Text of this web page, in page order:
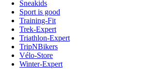
Sneakids
Sport is good
Training-Fit
Trek-Expert
Triathlon-Expert
TripNBikers
Vélo-Store
Winter-Expert